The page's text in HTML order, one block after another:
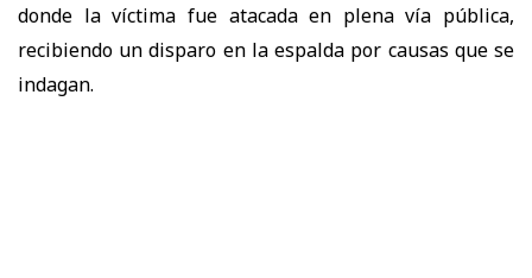
donde la víctima fue atacada en plena vía pública,
recibiendo un disparo en la espalda por causas que se
indagan.